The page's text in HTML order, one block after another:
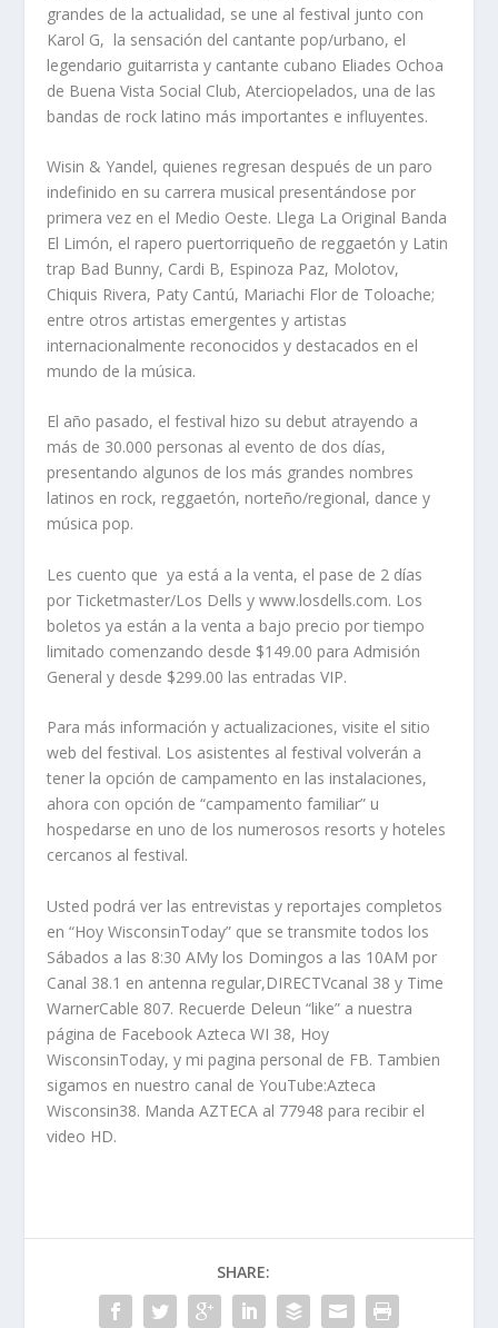
grandes de la actualidad, se une al festival junto con
Karol G, la sensación del cantante pop/urbano, el
legendario guitarrista y cantante cubano Eliades Ochoa
de Buena Vista Social Club, Aterciopelados, una de las
bandas de rock latino más importantes e influyentes.
Wisin & Yandel, quienes regresan después de un paro
indefinido en su carrera musical presentándose por
primera vez en el Medio Oeste. Llega La Original Banda
El Limón, el rapero puertorriqueño de reggaetón y Latin
trap Bad Bunny, Cardi B, Espinoza Paz, Molotov,
Chiquis Rivera, Paty Cantú, Mariachi Flor de Toloache;
entre otros artistas emergentes y artistas
internacionalmente reconocidos y destacados en el
mundo de la música.
El año pasado, el festival hizo su debut atrayendo a
más de 30.000 personas al evento de dos días,
presentando algunos de los más grandes nombres
latinos en rock, reggaetón, norteño/regional, dance y
música pop.
Les cuento que ya está a la venta, el pase de 2 días
por Ticketmaster/Los Dells y www.losdells.com. Los
boletos ya están a la venta a bajo precio por tiempo
limitado comenzando desde $149.00 para Admisión
General y desde $299.00 las entradas VIP.
Para más información y actualizaciones, visite el sitio
web del festival. Los asistentes al festival volverán a
tener la opción de campamento en las instalaciones,
ahora con opción de “campamento familiar” u
hospedarse en uno de los numerosos resorts y hoteles
cercanos al festival.
Usted podrá ver las entrevistas y reportajes completos
en “Hoy WisconsinToday” que se transmite todos los
Sábados a las 8:30 AMy los Domingos a las 10AM por
Canal 38.1 en antenna regular,DIRECTVcanal 38 y Time
WarnerCable 807. Recuerde Deleun “like” a nuestra
página de Facebook Azteca WI 38, Hoy
WisconsinToday, y mi pagina personal de FB. Tambien
sigamos en nuestro canal de YouTube:Azteca
Wisconsin38. Manda AZTECA al 77948 para recibir el
video HD.
SHARE: